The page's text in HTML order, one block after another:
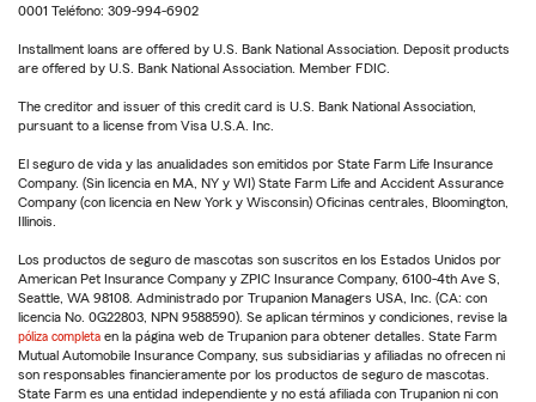
0001 Teléfono: 309-994-6902
Installment loans are offered by U.S. Bank National Association. Deposit products
are offered by U.S. Bank National Association. Member FDIC.
The creditor and issuer of this credit card is U.S. Bank National Association,
pursuant to a license from Visa U.S.A. Inc.
El seguro de vida y las anualidades son emitidos por State Farm Life Insurance
Company. (Sin licencia en MA, NY y WI) State Farm Life and Accident Assurance
Company (con licencia en New York y Wisconsin) Oficinas centrales, Bloomington,
Illinois.
Los productos de seguro de mascotas son suscritos en los Estados Unidos por
American Pet Insurance Company y ZPIC Insurance Company, 6100-4th Ave S,
Seattle, WA 98108. Administrado por Trupanion Managers USA, Inc. (CA: con
licencia No. 0G22803, NPN 9588590). Se aplican términos y condiciones, revise la
póliza completa en la página web de Trupanion para obtener detalles. State Farm
Mutual Automobile Insurance Company, sus subsidiarias y afiliadas no ofrecen ni
son responsables financieramente por los productos de seguro de mascotas.
State Farm es una entidad independiente y no está afiliada con Trupanion ni con